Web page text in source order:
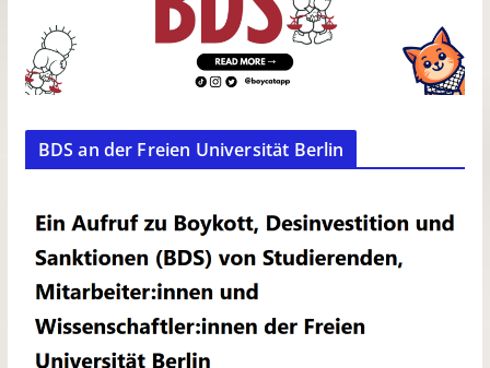
BDS an der Freien Universität Berlin